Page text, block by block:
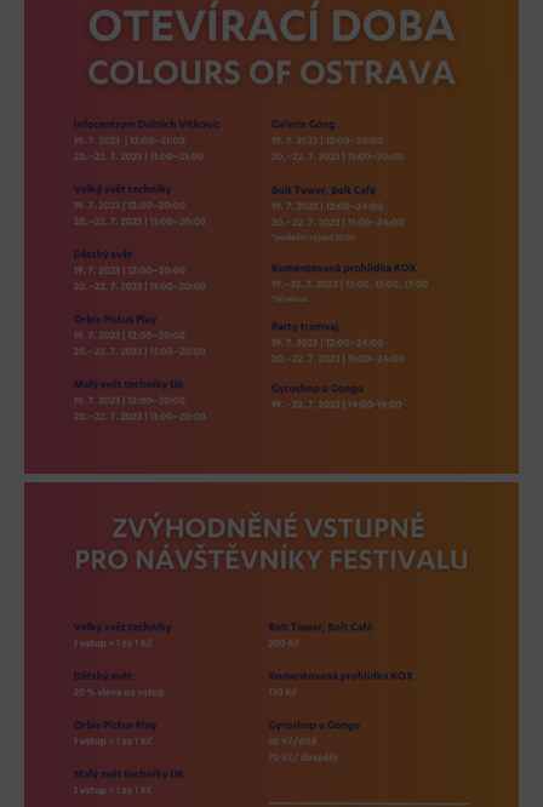
Heligonka
HopJump
Národní zemědělské muzeum
Fajna Dilna
FUTUREUM
Prohlídky
Dolní Vítkovice
Bolt Café
Kavárna Velký Svět techniky
L’Osteria
Restaurace VP ART
Bistropen
CØKAFE Dolní Vítkovice
FUTURE café
Catering